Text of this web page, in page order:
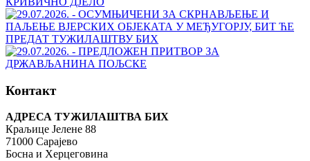
Контакт
АДРЕСА ТУЖИЛАШТВА БИХ
Краљице Јелене 88
71000 Сарајево
Босна и Херцеговина